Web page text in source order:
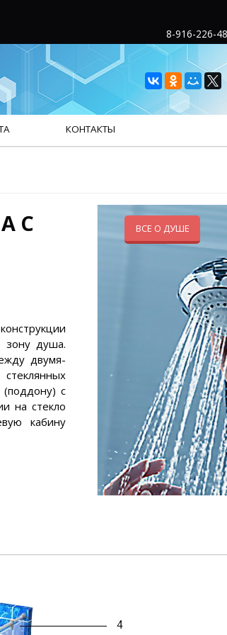
8-916-226-
КОНТАКТЫ
С
зону душа.
двумя-
(поддону) с
на стекло
кабину
ВСЕ О ДУШЕ